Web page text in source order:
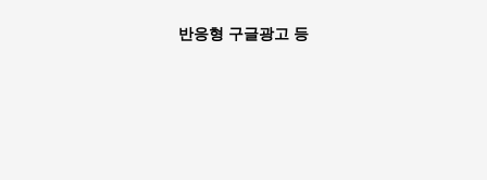
반응형 구글광고 등